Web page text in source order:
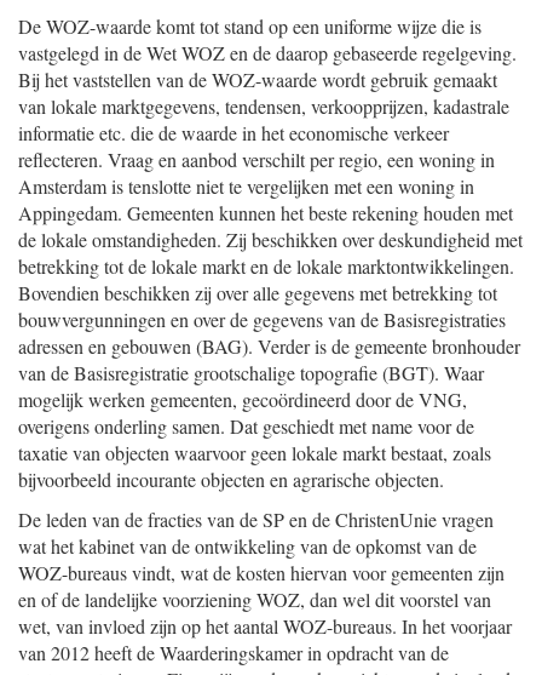
De WOZ-waarde komt tot stand op een uniforme wijze die is
vastgelegd in de Wet WOZ en de daarop gebaseerde regelgeving.
Bij het vaststellen van de WOZ-waarde wordt gebruik gemaakt
van lokale marktgegevens, tendensen, verkoopprijzen, kadastrale
informatie etc. die de waarde in het economische verkeer
reflecteren. Vraag en aanbod verschilt per regio, een woning in
Amsterdam is tenslotte niet te vergelijken met een woning in
Appingedam. Gemeenten kunnen het beste rekening houden met
de lokale omstandigheden. Zij beschikken over deskundigheid met
betrekking tot de lokale markt en de lokale marktontwikkelingen.
Bovendien beschikken zij over alle gegevens met betrekking tot
bouwvergunningen en over de gegevens van de Basisregistraties
adressen en gebouwen (BAG). Verder is de gemeente bronhouder
van de Basisregistratie grootschalige topografie (BGT). Waar
mogelijk werken gemeenten, gecoördineerd door de VNG,
overigens onderling samen. Dat geschiedt met name voor de
taxatie van objecten waarvoor geen lokale markt bestaat, zoals
bijvoorbeeld incourante objecten en agrarische objecten.
De leden van de fracties van de SP en de ChristenUnie vragen
wat het kabinet van de ontwikkeling van de opkomst van de
WOZ-bureaus vindt, wat de kosten hiervan voor gemeenten zijn
en of de landelijke voorziening WOZ, dan wel dit voorstel van
wet, van invloed zijn op het aantal WOZ-bureaus. In het voorjaar
van 2012 heeft de Waarderingskamer in opdracht van de